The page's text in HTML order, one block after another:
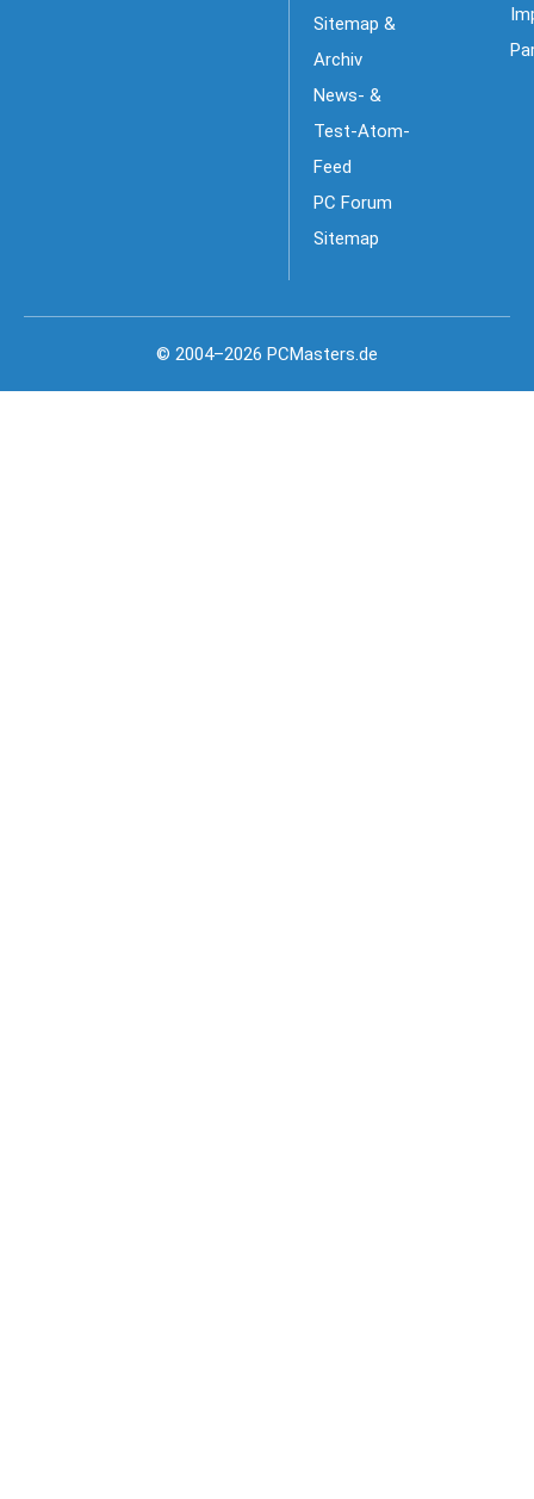
Sitemap &
Archiv
News- &
Test-Atom-
Feed
PC Forum
Sitemap
© 2004–2026 PCMasters.de